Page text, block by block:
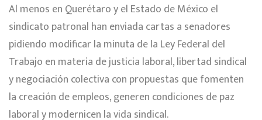
Al menos en Querétaro y el Estado de México el
sindicato patronal han enviada cartas a senadores
pidiendo modificar la minuta de la Ley Federal del
Trabajo en materia de justicia laboral, libertad sindical
y negociación colectiva con propuestas que fomenten
la creación de empleos, generen condiciones de paz
laboral y modernicen la vida sindical.